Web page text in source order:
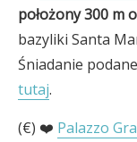
położony 300 m
bazyliki Santa
Śniadanie
tutaj.
(€) ❤️ Palazzo